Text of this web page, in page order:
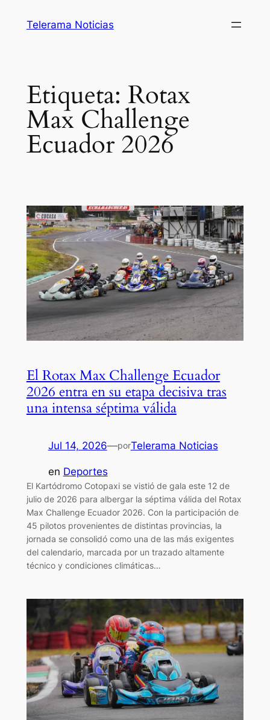
Telerama Noticias
Etiqueta: Rotax
Max Challenge
Ecuador 2026
El Rotax Max Challenge Ecuador
2026 entra en su etapa decisiva tras
una intensa séptima válida
Jul 14, 2026—porTelerama Noticias
en Deportes
El Kartódromo Cotopaxi se vistió de gala este 12 de
julio de 2026 para albergar la séptima válida del Rotax
Max Challenge Ecuador 2026. Con la participación de
45 pilotos provenientes de distintas provincias, la
jornada se consolidó como una de las más exigentes
del calendario, marcada por un trazado altamente
técnico y condiciones climáticas…